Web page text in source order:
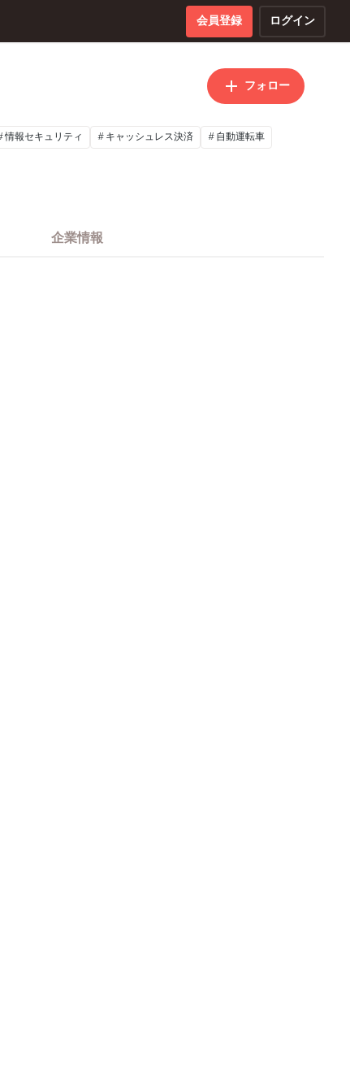
会員登録 ログイン
フォロー
情報セキュリティ キャッシュレス決済
自動運転車
企業情報